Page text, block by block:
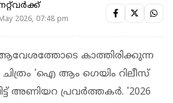
2026, 07:48 pm
കാത്തിരിക്കുന്ന
'ഐ ആം ഗെയിം റിലീസ്
അണിയറ പ്രവര്‍ത്തകര്‍. '2026